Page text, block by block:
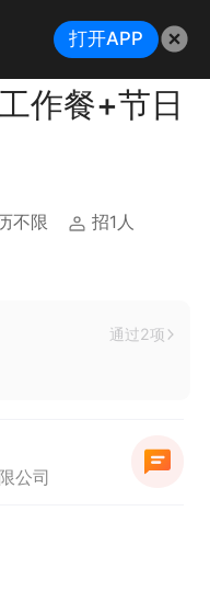
作餐+节日
不限 招1人
通过2项
公司
打开APP